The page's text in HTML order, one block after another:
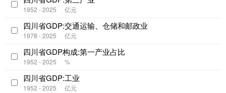
1952 - 2025 亿元
四川省GDP:交通运输、仓储和邮政业
1978 - 2025 亿元
四川省GDP构成:第一产业占比
1952 - 2025 %
四川省GDP:工业
1952 - 2025 亿元